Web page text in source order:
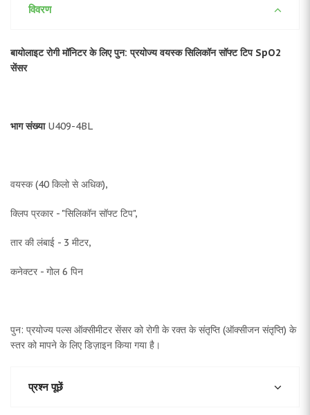
विवरण
बायोलाइट रोगी मॉनिटर के लिए पुन: प्रयोज्य वयस्क सिलिकॉन सॉफ्ट टिप SpO2
सेंसर
भाग संख्याU409-4BL
वयस्क (40 किलो से अधिक),
क्लिप प्रकार - "सिलिकॉन सॉफ्ट टिप",
तार की लंबाई - 3 मीटर,
कनेक्टर - गोल 6 पिन
पुन: प्रयोज्य पल्स ऑक्सीमीटर सेंसर को रोगी के रक्त के संतृप्ति (ऑक्सीजन संतृप्ति) के
स्तर को मापने के लिए डिज़ाइन किया गया है।
प्रश्न पूछें